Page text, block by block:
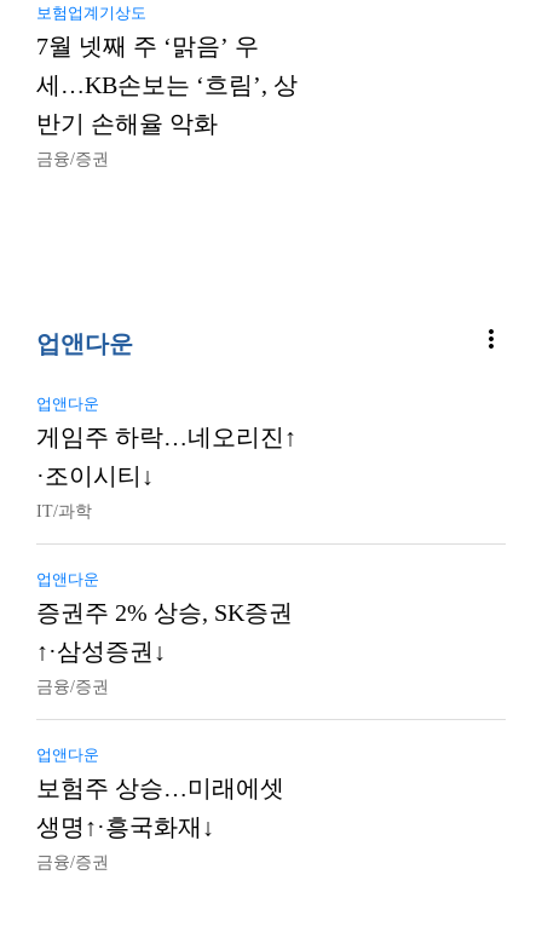
보험업계기상도
7월 넷째 주 ‘맑음’ 우
세…KB손보는 ‘흐림’, 상
반기 손해율 악화
금융/증권
업앤다운 more_vert
업앤다운
게임주 하락…네오리진↑
·조이시티↓
IT/과학
업앤다운
증권주 2% 상승, SK증권
↑·삼성증권↓
금융/증권
업앤다운
보험주 상승…미래에셋
생명↑·흥국화재↓
금융/증권